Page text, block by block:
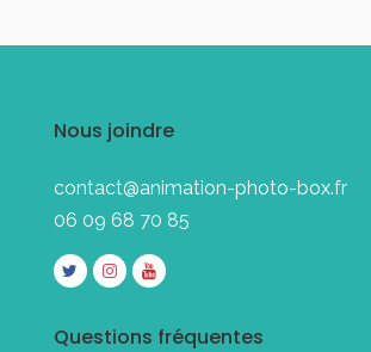
Nous joindre
contact@animation-photo-box.fr
06 09 68 70 85
Questions fréquentes